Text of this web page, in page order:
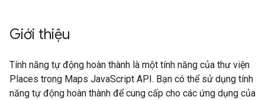
Giới thiệu
Tính năng tự động hoàn thành là một tính năng của thư viện
Places trong Maps JavaScript API. Bạn có thể sử dụng tính
năng tự động hoàn thành để cung cấp cho các ứng dụng của